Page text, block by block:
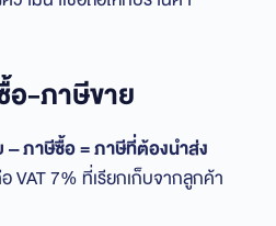
-ภาษีขาย
– ภาษีซื้อ = ภาษีที่ต้องนำส่ง
VAT 7% ที่เรียกเก็บจากลูกค้า